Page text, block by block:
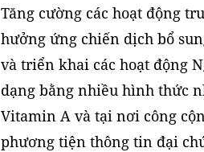
Tăng cường các hoạt động
hưởng ứng chiến dịch bổ
và triển khai các hoạt động
dạng bằng nhiều hình thức
Vitamin A và tại nơi công
phương tiện thông tin đại